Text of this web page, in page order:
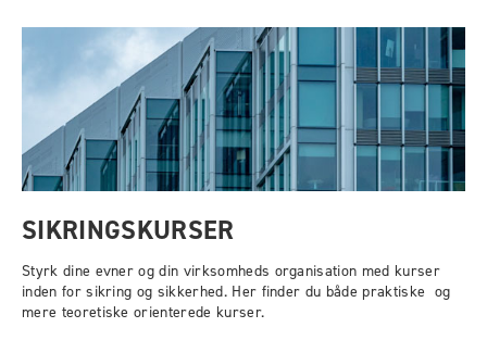
SIKRINGSKURSER
Styrk dine evner og din virksomheds organisation med kurser
inden for sikring og sikkerhed. Her finder du både praktiske og
mere teoretiske orienterede kurser.